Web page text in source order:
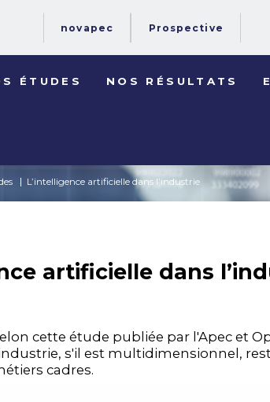
novapec Prospective
ÉTUDES NOS RÉSULTATS
L’intelligence artificielle dans l’industrie
artificielle dans
cette étude publiée par l'Apec et
s'il est multidimensionnel,
cadres.